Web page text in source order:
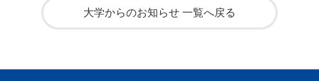
大学からのお知らせ 一覧へ戻る